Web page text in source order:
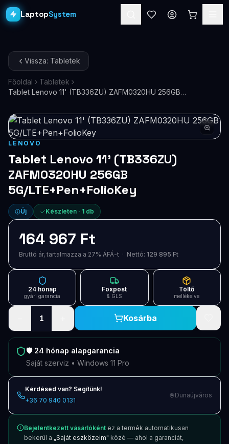
LaptopSystem
Asztali PC-k
Workstation PRO
Monitorok
Dokkolók
Kiegészítők
Akciók
Ajándékkártya
Blog
Szolgáltatások
Támogatás
Új termékek ÚJ
Keresés
Vissza: Tabletek
Főoldal
Tabletek
Tablet Lenovo 11' (TB336ZU) ZAFM0320HU 256GB
LENOVO
Tablet Lenovo 11' (TB336ZU)
ZAFM0320HU 256GB
5G/LTE+Pen+FolioKey
Új Készleten · 1 db
164 967 Ft
Bruttó ár, tartalmazza a 27% ÁFÁ-t · Nettó: 129 895 Ft
24 hónap
gyári garancia
Foxpost
& GLS
Töltő
mellékelve
1 Kosárba
🛡️ 24 hónap alapgarancia
Saját szerviz • Windows 11 Pro
Kérdésed van? Segítünk!
+36 70 940 0131
Dunaújváros
Bejelentkezett vásárlóként ez a termék automatikusan
bekerül a „Saját eszközeim" közé — ahol a garanciát,